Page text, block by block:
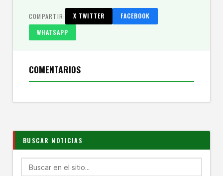
COMPARTIR: X TWITTER
FACEBOOK
WHATSAPP
COMENTARIOS
BUSCAR NOTICIAS